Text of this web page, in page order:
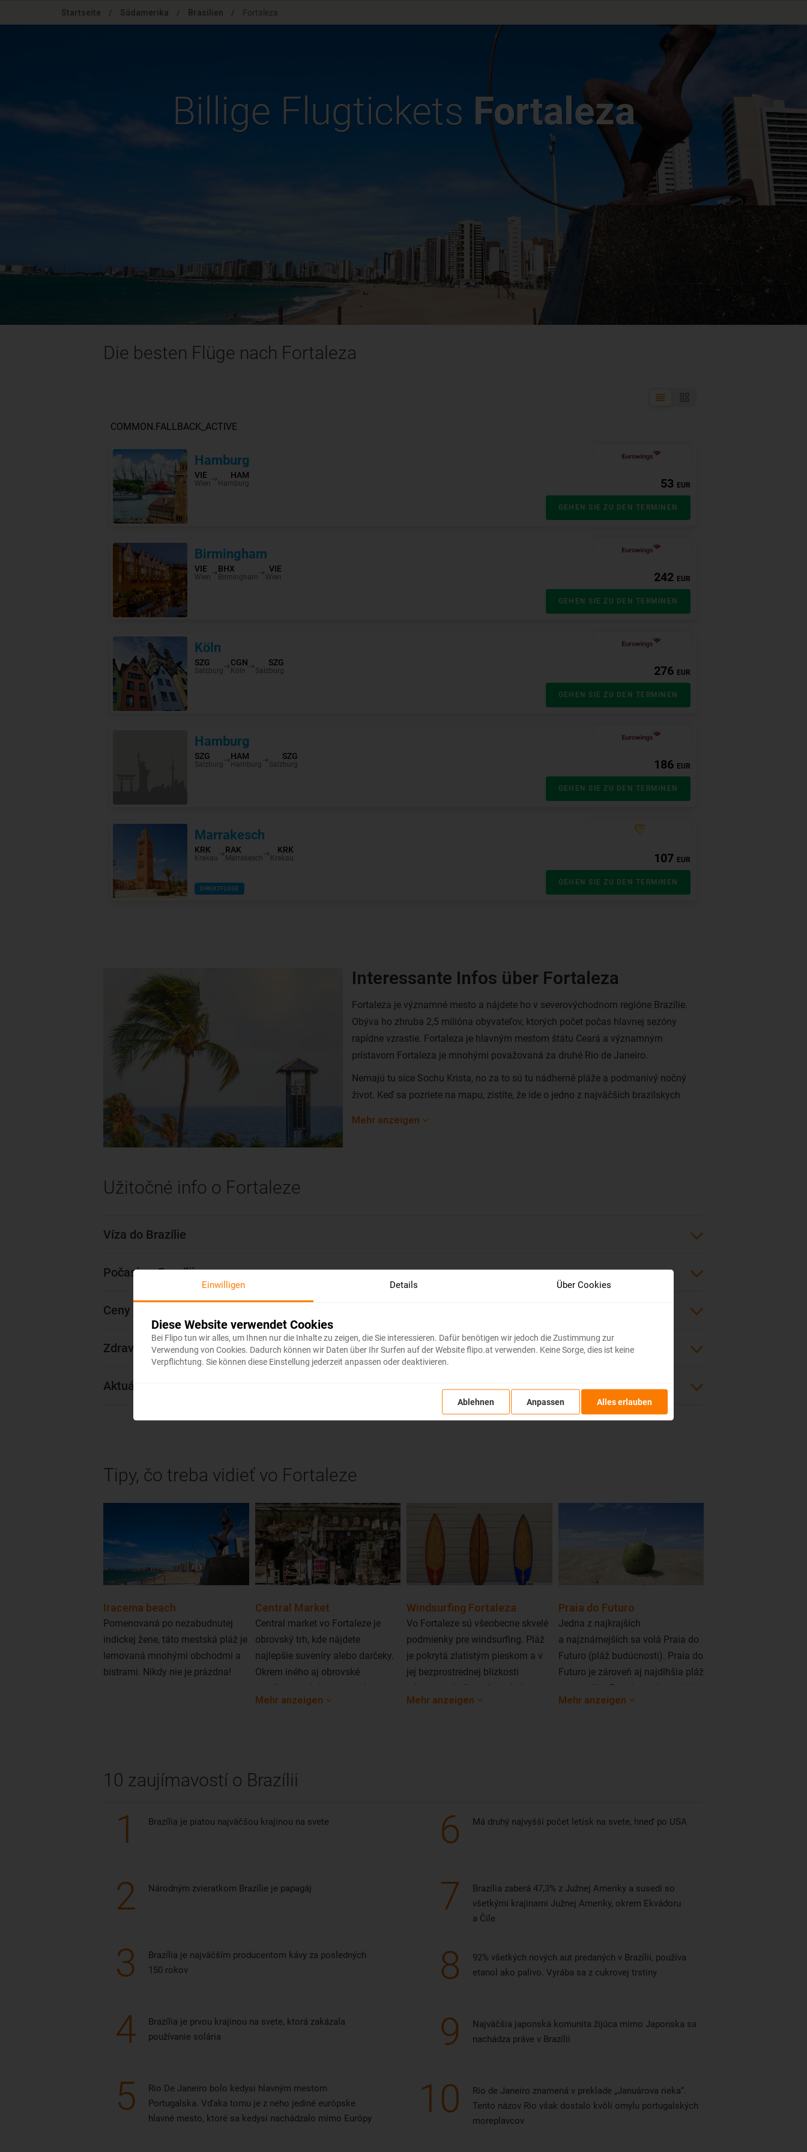
Startseite / Südamerika / Brasilien / Fortaleza
Billige Flugtickets Fortaleza
Die besten Flüge nach Fortaleza
Interessante Infos über Fortaleza
Fortaleza je významné mesto a nájdete ho v severovýchodnom regióne Brazílie.
Obýva ho zhruba 2,5 milióna obyvateľov, ktorých počet počas hlavnej sezóny
rapídne vzrastie. Fortaleza je hlavným mestom štátu Ceará a významným
prístavom Fortaleza je mnohými považovaná za druhé Rio de Janeiro.
Nemajú tu síce Sochu Krista, no za to sú tu nádherné pláže a podmanivý nočný
život. Keď sa pozriete na mapu, zistíte, že ide o jedno z najväčších brazílskych
tomu ide o jedno z najslnečnejších miest na svete – azúrovo modrá obloha je tu v
karnevalovými oslavami, ale aj krásnymi ženami, ktorých plavky zakrývajú naozaj
Lacné letenky do Fortalezy sa neobjavujú príliš často, no komfortné spojenia viete
rezervovať z Viedne, Budapešti aj Prahy. Priamy let z našich končín neexistuje. S
Fortalezy je 15 hodín.
Mehr anzeigen
Užitočné info o Fortaleze
Víza do Brazílie
Počasie v Brazílii
Ceny v Brazílii
Zdravie a očkovanie pred cestou do Brazílie
Aktuálny čas v Brazílii
Tipy, čo treba vidieť vo Fortaleze
Iracema beach
Pomenovaná po nezabudnutej
indickej žene, táto mestská pláž je
lemovaná mnohými obchodmi a
bistrami. Nikdy nie je prázdna!
Central Market
Central market vo Fortaleze je
obrovský trh, kde nájdete
najlepšie suveníry alebo darčeky.
Okrem iného aj obrovské
množstvo stánkov s ovocím a
potravinami.
Mehr anzeigen
Windsurfing Fortaleza
Vo Fortaleze sú všeobecne skvelé
podmienky pre windsurfing. Pláž
je pokrytá zlatistým pieskom a v
jej bezprostrednej blízkosti
nájdete niekoľko reštaurácií a
barov s vyhlásenými koktailmi.
Mehr anzeigen
Praia do Futuro
Jedna z najkrajších
a najznámejších sa volá Praia do
Futuro (pláž budúcnosti). Praia do
Futuro je zároveň aj najdlhšia pláž
v mestečku Fortaleza. Jej rozloha
je úctyhodných 16 kilometrov a
Mehr anzeigen
10 zaujímavostí o Brazílii
1 Brazília je piatou najväčšou krajinou na svete
2 Národným zvieratkom Brazílie je papagáj
3
Brazília je najväčším producentom kávy za posledných
150 rokov
4
Brazília je prvou krajinou na svete, ktorá zakázala
používanie solária
5
Rio De Janeiro bolo kedysi hlavným mestom
Portugalska. Vďaka tomu je z neho jediné európske
hlavné mesto, ktoré sa kedysi nachádzalo mimo Európy
6 Má druhý najvyšší počet letísk na svete, hneď po USA
7
Brazília zaberá 47,3% z Južnej Ameriky a susedí so
všetkými krajinami Južnej Ameriky, okrem Ekvádoru
a Čile
8
92% všetkých nových aut predaných v Brazílii, používa
etanol ako palivo. Vyrába sa z cukrovej trstiny
9
Najväčšia japonská komunita žijúca mimo Japonska sa
nachádza práve v Brazílii
10
Rio de Janeiro znamená v preklade „Januárova rieka“.
Tento názov Rio však dostalo kvôli omylu portugalských
moreplavcov
Einwilligen Details Über Cookies
Diese Website verwendet Cookies
Bei Flipo tun wir alles, um Ihnen nur die Inhalte zu zeigen, die Sie interessieren. Dafür benötigen wir jedoch die Zustimmung zur
Verwendung von Cookies. Dadurch können wir Daten über Ihr Surfen auf der Website flipo.at verwenden. Keine Sorge, dies ist keine
Verpflichtung. Sie können diese Einstellung jederzeit anpassen oder deaktivieren.
Ablehnen Anpassen Alles erlauben